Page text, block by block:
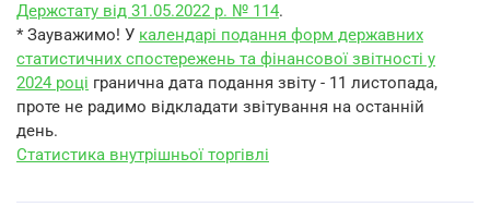
Держстату від 31.05.2022 р. № 114.
* Зауважимо! У календарі подання форм державних
статистичних спостережень та фінансової звітності у
2024 році гранична дата подання звіту - 11 листопада,
проте не радимо відкладати звітування на останній
день.
Статистика внутрішньої торгівлі